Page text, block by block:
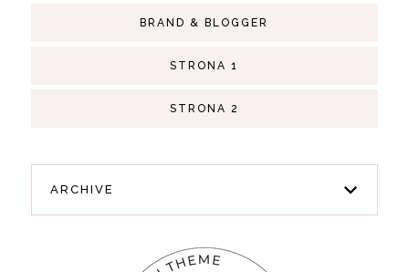
BRAND & BLOGGER
STRONA 1
STRONA 2
ARCHIVE